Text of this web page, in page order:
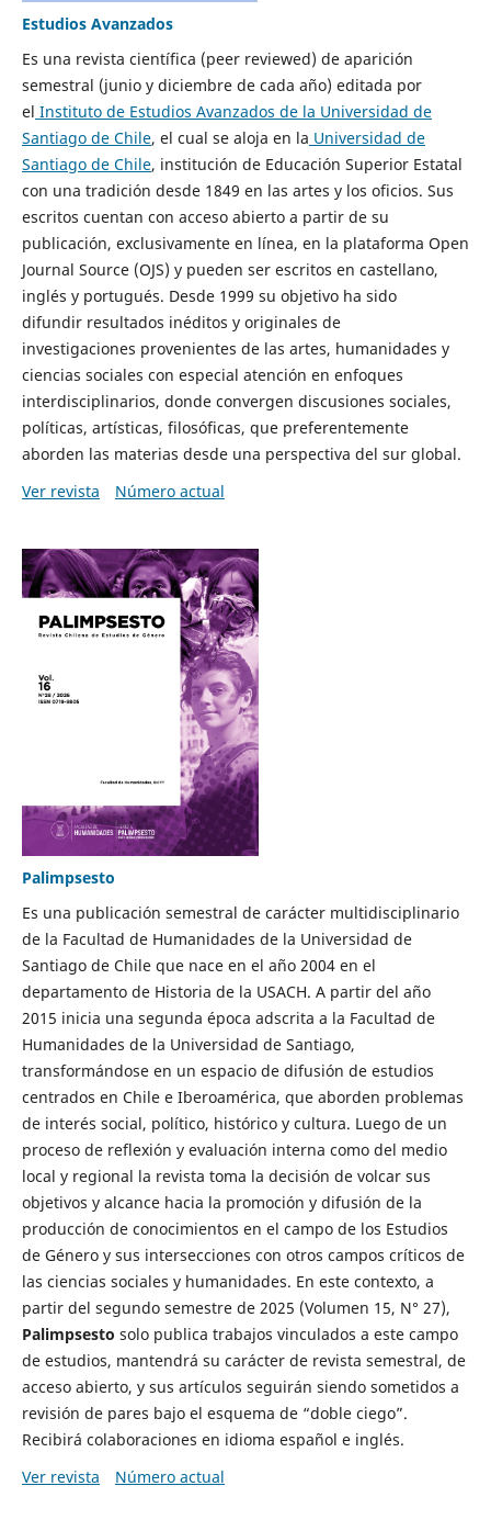
Estudios Avanzados
Es una revista científica (peer reviewed) de aparición
semestral (junio y diciembre de cada año) editada por
el Instituto de Estudios Avanzados de la Universidad de
Santiago de Chile, el cual se aloja en la Universidad de
Santiago de Chile, institución de Educación Superior Estatal
con una tradición desde 1849 en las artes y los oficios. Sus
escritos cuentan con acceso abierto a partir de su
publicación, exclusivamente en línea, en la plataforma Open
Journal Source (OJS) y pueden ser escritos en castellano,
inglés y portugués. Desde 1999 su objetivo ha sido
difundir resultados inéditos y originales de
investigaciones provenientes de las artes, humanidades y
ciencias sociales con especial atención en enfoques
interdisciplinarios, donde convergen discusiones sociales,
políticas, artísticas, filosóficas, que preferentemente
aborden las materias desde una perspectiva del sur global.
Ver revista
Número actual
Palimpsesto
Es una publicación semestral de carácter multidisciplinario
de la Facultad de Humanidades de la Universidad de
Santiago de Chile que nace en el año 2004 en el
departamento de Historia de la USACH. A partir del año
2015 inicia una segunda época adscrita a la Facultad de
Humanidades de la Universidad de Santiago,
transformándose en un espacio de difusión de estudios
centrados en Chile e Iberoamérica, que aborden problemas
de interés social, político, histórico y cultura. Luego de un
proceso de reflexión y evaluación interna como del medio
local y regional la revista toma la decisión de volcar sus
objetivos y alcance hacia la promoción y difusión de la
producción de conocimientos en el campo de los Estudios
de Género y sus intersecciones con otros campos críticos de
las ciencias sociales y humanidades. En este contexto, a
partir del segundo semestre de 2025 (Volumen 15, N° 27),
Palimpsesto solo publica trabajos vinculados a este campo
de estudios, mantendrá su carácter de revista semestral, de
acceso abierto, y sus artículos seguirán siendo sometidos a
revisión de pares bajo el esquema de “doble ciego”.
Recibirá colaboraciones en idioma español e inglés.
Ver revista
Número actual